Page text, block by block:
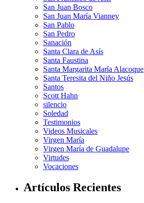
San Juan Bosco
San Juan María Vianney
San Pablo
San Pedro
Sanación
Santa Clara de Asís
Santa Faustina
Santa Margarita María Alacoque
Santa Teresita del Niño Jesús
Santos
Scott Hahn
silencio
Soledad
Testimonios
Videos Musicales
Virgen María
Virgen María de Guadalupe
Virtudes
Vocaciones
Artículos Recientes